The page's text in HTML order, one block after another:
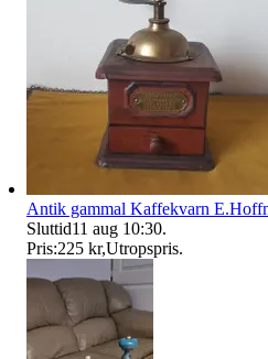
Antik gammal Kaffekvarn
Sluttid11 aug 10:30.
Pris:225 kr,Utropspris.